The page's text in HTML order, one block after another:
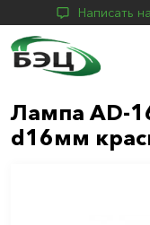
Написать
Лампа AD-
d16мм